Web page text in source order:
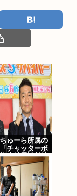
ゅーら所属の
チャッターボ
本地震被災地
寄付を発表